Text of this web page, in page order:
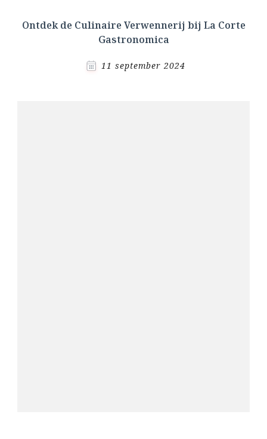
Ontdek de Culinaire Verwennerij bij La Corte
Gastronomica
11 september 2024